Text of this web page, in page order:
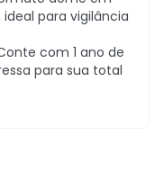
para vigilância
com 1 ano de
para sua total